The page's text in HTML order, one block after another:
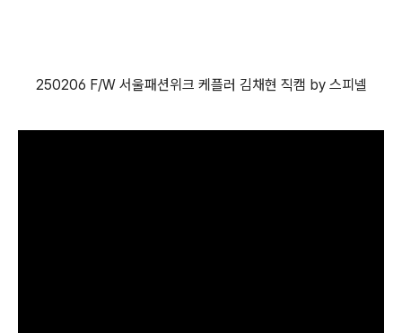
250206 F/W 서울패션위크 케플러 김채현 직캠 by 스피넬